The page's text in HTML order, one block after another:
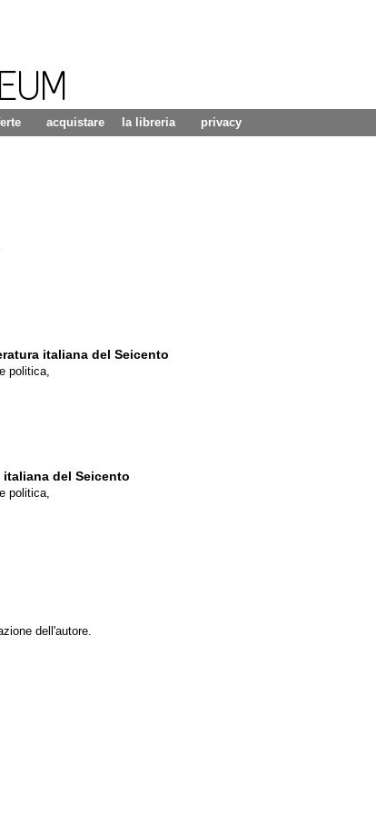
acquistare la libreria privacy
italiana del Seicento
politica,
del Seicento
politica,
dell'autore.